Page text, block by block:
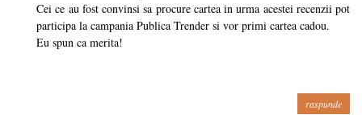
Cei ce au fost convinsi sa procure cartea in urma acestei recenzii pot
participa la campania Publica Trender si vor primi cartea cadou.
Eu spun ca merita!
raspunde